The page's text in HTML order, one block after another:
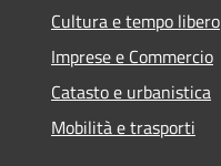
Cultura e tempo libero
Imprese e Commercio
Catasto e urbanistica
Mobilità e trasporti